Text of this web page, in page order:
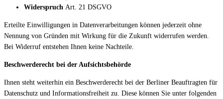
Widerspruch Art. 21 DSGVO
Erteilte Einwilligungen in Datenverarbeitungen können jederzeit ohne
Nennung von Gründen mit Wirkung für die Zukunft widerrufen werden.
Bei Widerruf entstehen Ihnen keine Nachteile.
Beschwerderecht bei der Aufsichtsbehörde
Ihnen steht weiterhin ein Beschwerderecht bei der Berliner Beauftragten für
Datenschutz und Informationsfreiheit zu. Diese können Sie unter folgenden